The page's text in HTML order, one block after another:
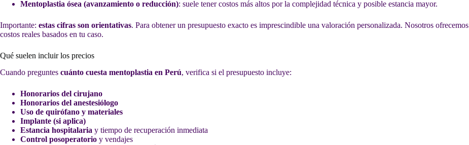
Mentoplastia ósea (avanzamiento o reducción): suele tener costos más altos por la complejidad técnica y posible estancia mayor.
Importante: estas cifras son orientativas. Para obtener un presupuesto exacto es imprescindible una valoración personalizada. Nosotros ofrecemos
costos reales basados en tu caso.
Qué suelen incluir los precios
Cuando preguntes cuánto cuesta mentoplastia en Perú, verifica si el presupuesto incluye:
Honorarios del cirujano
Honorarios del anestesiólogo
Uso de quirófano y materiales
Implante (si aplica)
Estancia hospitalaria y tiempo de recuperación inmediata
Control posoperatorio y vendajes